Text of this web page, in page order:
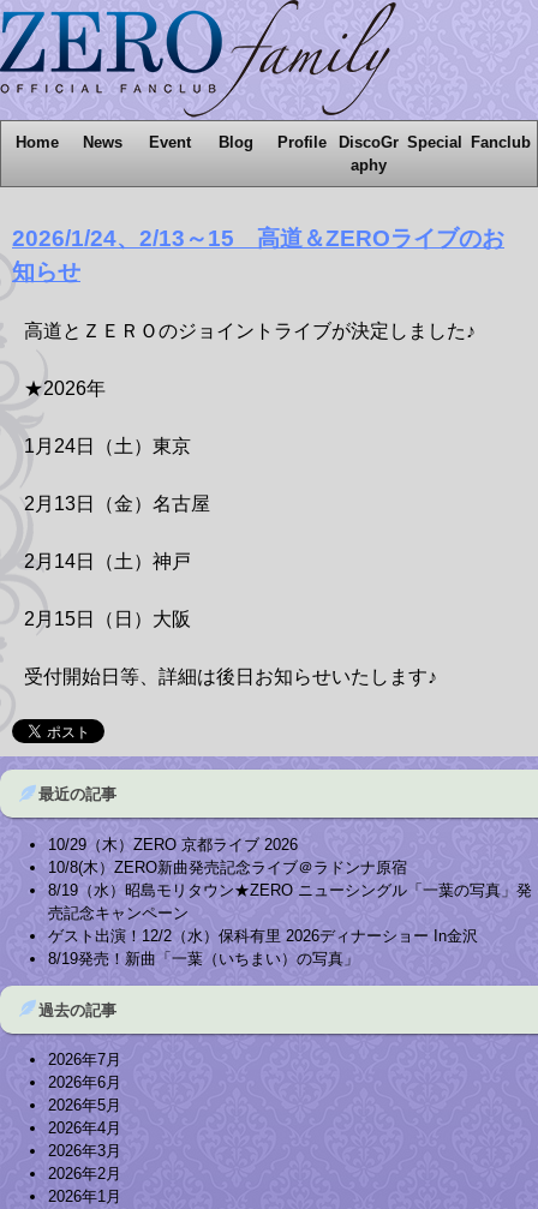
Home News Event Blog Profile
DiscoGr
aphy
Special Fanclub
2026/1/24、2/13～15 高道＆ZEROライブのお
知らせ
高道とＺＥＲＯのジョイントライブが決定しました♪
★2026年
1月24日（土）東京
2月13日（金）名古屋
2月14日（土）神戸
2月15日（日）大阪
受付開始日等、詳細は後日お知らせいたします♪
最近の記事
10/29（木）ZERO 京都ライブ 2026
10/8(木）ZERO新曲発売記念ライブ＠ラドンナ原宿
8/19（水）昭島モリタウン★ZERO ニューシングル「一葉の写真」発
売記念キャンペーン
ゲスト出演！12/2（水）保科有里 2026ディナーショー In金沢
8/19発売！新曲「一葉（いちまい）の写真」
過去の記事
2026年7月
2026年6月
2026年5月
2026年4月
2026年3月
2026年2月
2026年1月